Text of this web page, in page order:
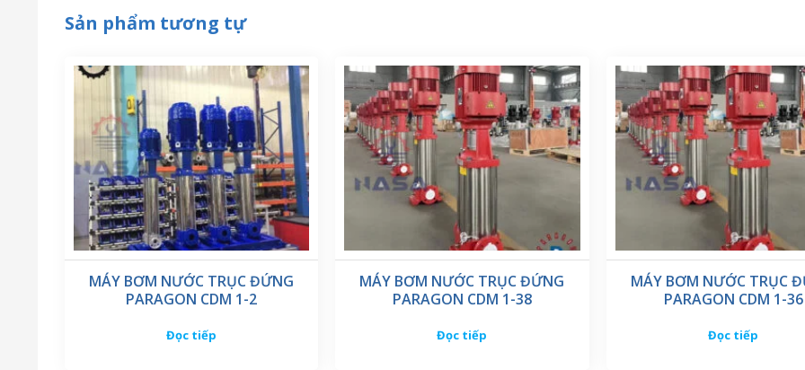
Sản phẩm tương tự
MÁY BƠM NƯỚC TRỤC ĐỨNG
PARAGON CDM 1-2
Đọc tiếp
MÁY BƠM NƯỚC TRỤC ĐỨNG
PARAGON CDM 1-38
Đọc tiếp
MÁY BƠM NƯỚC TRỤC
PARAGON CDM 1-36
Đọc tiếp